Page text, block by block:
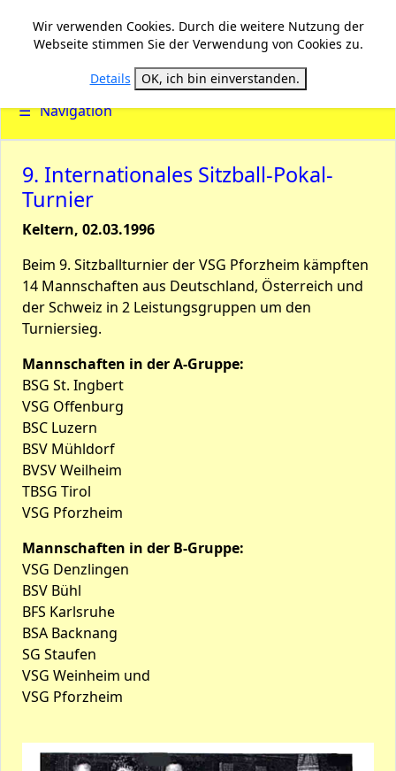
Wir verwenden Cookies. Durch die weitere Nutzung der
Webseite stimmen Sie der Verwendung von Cookies zu.
Details OK, ich bin einverstanden.
☰ Navigation
9. Internationales Sitzball-Pokal-
Turnier
Keltern, 02.03.1996
Beim 9. Sitzballturnier der VSG Pforzheim kämpften
14 Mannschaften aus Deutschland, Österreich und
der Schweiz in 2 Leistungsgruppen um den
Turniersieg.
Mannschaften in der A-Gruppe:
BSG St. Ingbert
VSG Offenburg
BSC Luzern
BSV Mühldorf
BVSV Weilheim
TBSG Tirol
VSG Pforzheim
Mannschaften in der B-Gruppe:
VSG Denzlingen
BSV Bühl
BFS Karlsruhe
BSA Backnang
SG Staufen
VSG Weinheim und
VSG Pforzheim